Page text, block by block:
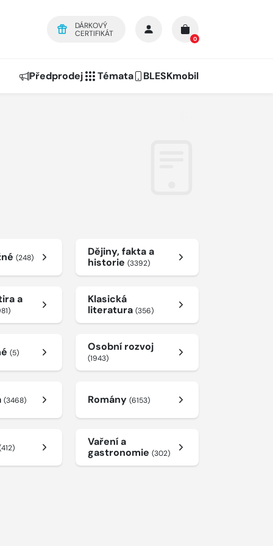
DÁRKOVÝ
CERTIFIKÁT
0
Předprodej Témata BLESKmobil
(248)
Dějiny, fakta a
historie (3392)
a
Klasická
literatura (356)
(5) Osobní rozvoj
(1943)
(3468) Romány (6153)
Vaření a
gastronomie (302)